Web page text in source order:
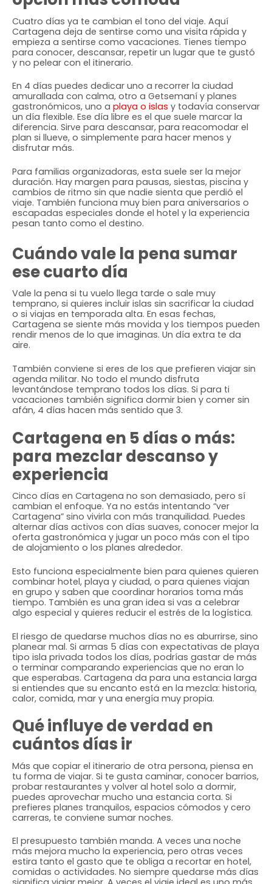
Cuatro días ya te cambian el tono del viaje. Aquí
Cartagena deja de sentirse como una visita rápida y
empieza a sentirse como vacaciones. Tienes tiempo
para conocer, descansar, repetir un lugar que te gustó
y no pelear con el itinerario.
En 4 días puedes dedicar uno a recorrer la ciudad
amurallada con calma, otro a Getsemaní y planes
gastronómicos, uno a playa o islas y todavía conservar
un día flexible. Ese día libre es el que suele marcar la
diferencia. Sirve para descansar, para reacomodar el
plan si llueve, o simplemente para hacer menos y
disfrutar más.
Para familias organizadoras, esta suele ser la mejor
duración. Hay margen para pausas, siestas, piscina y
cambios de ritmo sin que nadie sienta que perdió el
viaje. También funciona muy bien para aniversarios o
escapadas especiales donde el hotel y la experiencia
pesan tanto como el destino.
Cuándo vale la pena sumar
ese cuarto día
Vale la pena si tu vuelo llega tarde o sale muy
temprano, si quieres incluir islas sin sacrificar la ciudad
o si viajas en temporada alta. En esas fechas,
Cartagena se siente más movida y los tiempos pueden
rendir menos de lo que imaginas. Un día extra te da
aire.
También conviene si eres de los que prefieren viajar sin
agenda militar. No todo el mundo disfruta
levantándose temprano todos los días. Si para ti
vacaciones también significa dormir bien y comer sin
afán, 4 días hacen más sentido que 3.
Cartagena en 5 días o más:
para mezclar descanso y
experiencia
Cinco días en Cartagena no son demasiado, pero sí
cambian el enfoque. Ya no estás intentando “ver
Cartagena” sino vivirla con más tranquilidad. Puedes
alternar días activos con días suaves, conocer mejor la
oferta gastronómica y jugar un poco más con el tipo
de alojamiento o los planes alrededor.
Esto funciona especialmente bien para quienes quieren
combinar hotel, playa y ciudad, o para quienes viajan
en grupo y saben que coordinar horarios toma más
tiempo. También es una gran idea si vas a celebrar
algo especial y quieres reducir el estrés de la logística.
El riesgo de quedarse muchos días no es aburrirse, sino
planear mal. Si armas 5 días con expectativas de playa
tipo isla privada todos los días, podrías gastar de más
o terminar comparando experiencias que no eran lo
que esperabas. Cartagena da para una estancia larga
si entiendes que su encanto está en la mezcla: historia,
calor, comida, mar y una energía muy propia.
Qué influye de verdad en
cuántos días ir
Más que copiar el itinerario de otra persona, piensa en
tu forma de viajar. Si te gusta caminar, conocer barrios,
probar restaurantes y volver al hotel solo a dormir,
puedes aprovechar mucho una estancia corta. Si
prefieres planes tranquilos, espacios cómodos y cero
carreras, te conviene sumar noches.
El presupuesto también manda. A veces una noche
más mejora mucho la experiencia, pero otras veces
estira tanto el gasto que te obliga a recortar en hotel,
comidas o actividades. No siempre quedarse más días